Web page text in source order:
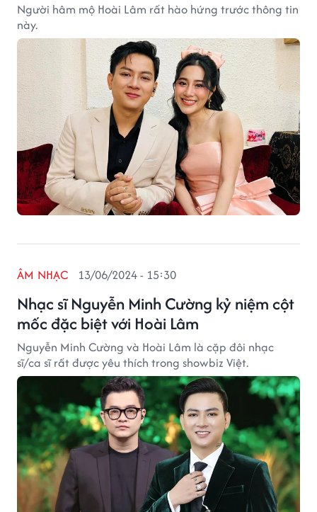
Người hâm mộ Hoài Lâm rất hào hứng trước thông tin
này.
Nhạc sĩ Nguyễn Minh Cường kỷ niệm cột
mốc đặc biệt với Hoài Lâm
ÂM NHẠC 13/06/2024 - 15:30
Nguyễn Minh Cường và Hoài Lâm là cặp đôi nhạc
sĩ/ca sĩ rất được yêu thích trong showbiz Việt.